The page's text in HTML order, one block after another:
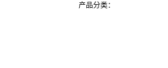
产品分类：